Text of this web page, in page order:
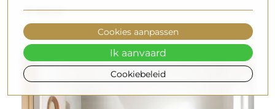
€ 300,00
Cookiebeleid
Cookies aanpassen
Ik aanvaard